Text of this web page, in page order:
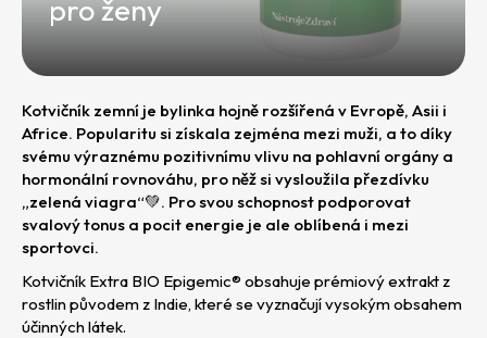
pro ženy
Kotvičník zemní je bylinka hojně rozšířená v Evropě, Asii i
Africe. Popularitu si získala zejména mezi muži, a to díky
svému výraznému pozitivnímu vlivu na pohlavní orgány a
hormonální rovnováhu, pro něž si vysloužila přezdívku
„zelená viagra“💚. Pro svou schopnost podporovat
svalový tonus a pocit energie je ale oblíbená i mezi
sportovci.
Kotvičník Extra BIO Epigemic® obsahuje prémiový extrakt z
rostlin původem z Indie, které se vyznačují vysokým obsahem
účinných látek.
t
e
n
a
j
í
t
?